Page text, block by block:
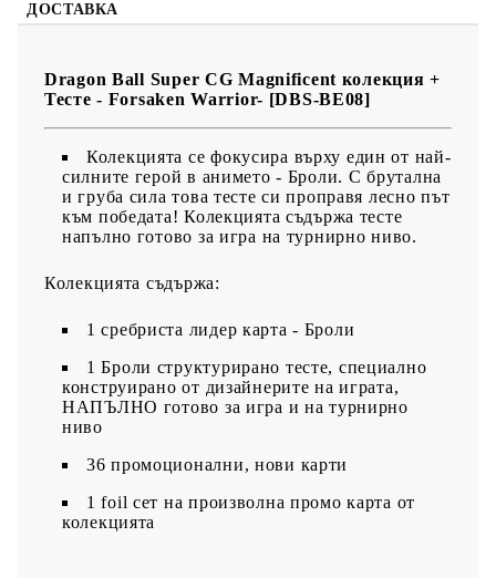
ДОСТАВКА
Dragon Ball Super CG Magnificent колекция +
Тесте - Forsaken Warrior- [DBS-BE08]
​Колекцията се фокусира върху един от най-
силните герой в анимето - Броли. С брутална
и груба сила това тесте си проправя лесно път
към победата! Колекцията съдържа тесте
напълно готово за игра на турнирно ниво.
Колекцията съдържа:
1 сребриста лидер карта - Броли
1 Броли структурирано тесте, специално
конструирано от дизайнерите на играта,
НАПЪЛНО готово за игра и на турнирно
ниво
36 промоционални, нови карти
1 foil сет на произволна промо карта от
колекцията